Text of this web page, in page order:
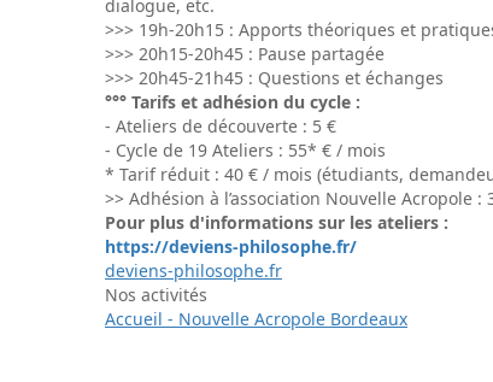
dialogue, etc.
>>> 19h-20h15 : Apports théoriques et
>>> 20h15-20h45 : Pause partagée
>>> 20h45-21h45 : Questions et échanges
°°° Tarifs et adhésion du cycle :
- Ateliers de découverte : 5 €
- Cycle de 19 Ateliers : 55* € / mois
* Tarif réduit : 40 € / mois (étudiants,
>> Adhésion à l’association Nouvelle Acropole :
Pour plus d'informations sur les ateliers :
https://deviens-philosophe.fr/
deviens-philosophe.fr
Nos activités
Accueil - Nouvelle Acropole Bordeaux